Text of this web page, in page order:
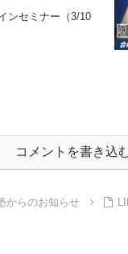
ンセミナー（3/10
コメントを書き込
からのお知らせ